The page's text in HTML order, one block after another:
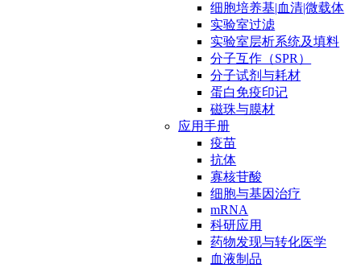
细胞培养基|血清|微载体
实验室过滤
实验室层析系统及填料
分子互作（SPR）
分子试剂与耗材
蛋白免疫印记
磁珠与膜材
应用手册
疫苗
抗体
寡核苷酸
细胞与基因治疗
mRNA
科研应用
药物发现与转化医学
血液制品